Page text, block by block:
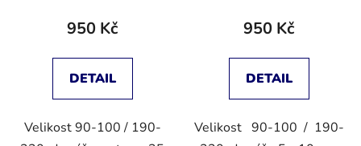
950 Kč
DETAIL
Velikost 90-100 / 190-
950 Kč
DETAIL
Velikost 90-100 / 190-